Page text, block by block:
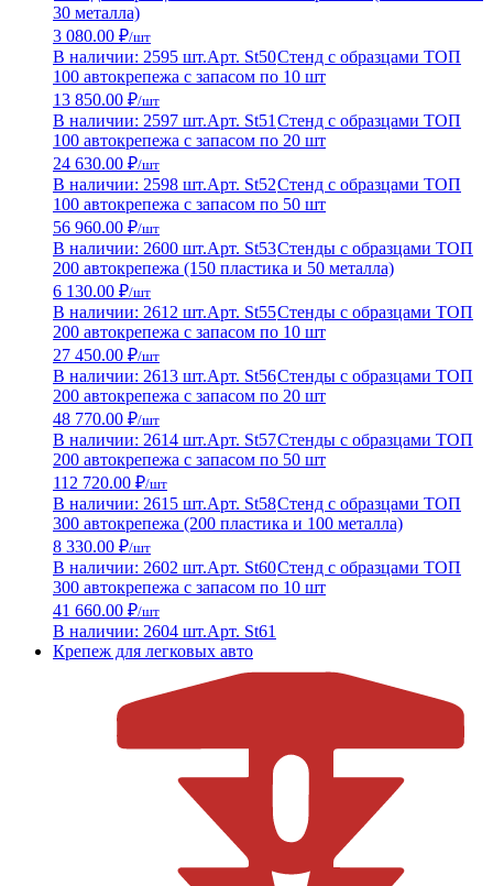
30 металла)
3 080.00 ₽/шт
В наличии: 2595 шт.Арт. St50Стенд с образцами ТОП
100 автокрепежа с запасом по 10 шт
13 850.00 ₽/шт
В наличии: 2597 шт.Арт. St51 Стенд с образцами ТОП
100 автокрепежа с запасом по 20 шт
24 630.00 ₽/шт
В наличии: 2598 шт.Арт. St52Стенд с образцами ТОП
100 автокрепежа с запасом по 50 шт
56 960.00 ₽/шт
В наличии: 2600 шт.Арт. St53Стенды с образцами ТОП
200 автокрепежа (150 пластика и 50 металла)
6 130.00 ₽/шт
В наличии: 2612 шт.Арт. St55Стенды с образцами ТОП
200 автокрепежа с запасом по 10 шт
27 450.00 ₽/шт
В наличии: 2613 шт.Арт. St56Стенды с образцами ТОП
200 автокрепежа с запасом по 20 шт
48 770.00 ₽/шт
В наличии: 2614 шт.Арт. St57Стенды с образцами ТОП
200 автокрепежа с запасом по 50 шт
112 720.00 ₽/шт
В наличии: 2615 шт.Арт. St58Стенд с образцами ТОП
300 автокрепежа (200 пластика и 100 металла)
8 330.00 ₽/шт
В наличии: 2602 шт.Арт. St60Стенд с образцами ТОП
300 автокрепежа с запасом по 10 шт
41 660.00 ₽/шт
В наличии: 2604 шт.Арт. St61
Крепеж для легковых авто